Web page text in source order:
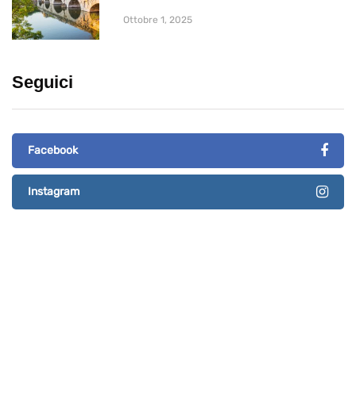
Ottobre 1, 2025
Seguici
Facebook
Instagram